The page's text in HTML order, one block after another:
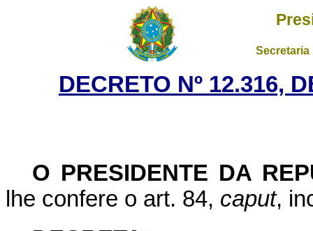
DECRETO Nº 12.316,
O PRESIDENTE DA
lhe confere o art. 84, caput,